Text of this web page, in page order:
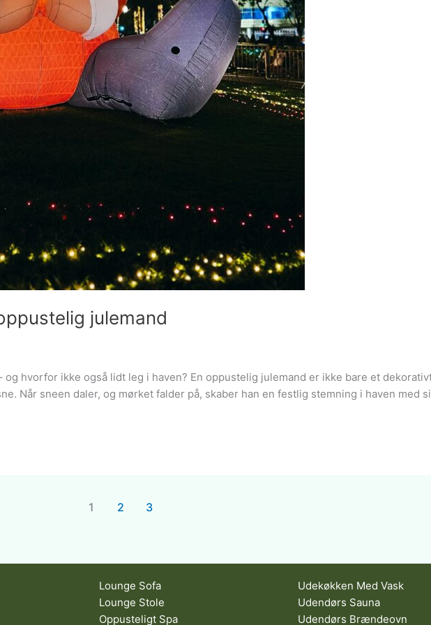
julemand
hvorfor ikke også lidt leg i haven? En oppustelig julemand er ikke bare et
Når sneen daler, og mørket falder på, skaber han en festlig stemning i haven med
1 2 3
Lounge Sofa
Lounge Stole
Oppusteligt Spa
Udekøkken Med Vask
Udendørs Sauna
Udendørs Brændeovn